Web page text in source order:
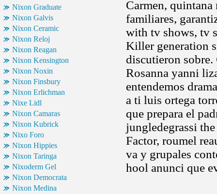
Nixon Graduate
Nixon Galvis
Nixon Ceramic
Nixon Reloj
Nixon Reagan
Nixon Kensington
Nixon Noxin
Nixon Finsbury
Nixon Erlichman
Nixe Lidl
Nixon Camaras
Nixon Kubrick
Nixo Foro
Nixon Hippies
Nixon Taringa
Nixoderm Gel
Nixon Democrata
Nixon Medina
Carmen,
familiares,
with tv shows, tv
Killer generation
discutieron sobre.
Rosanna yanni
entendemos
a ti luis ortega
que prepara el
jungledegrassi
Factor, roumel
va y grupales
hool anunci que